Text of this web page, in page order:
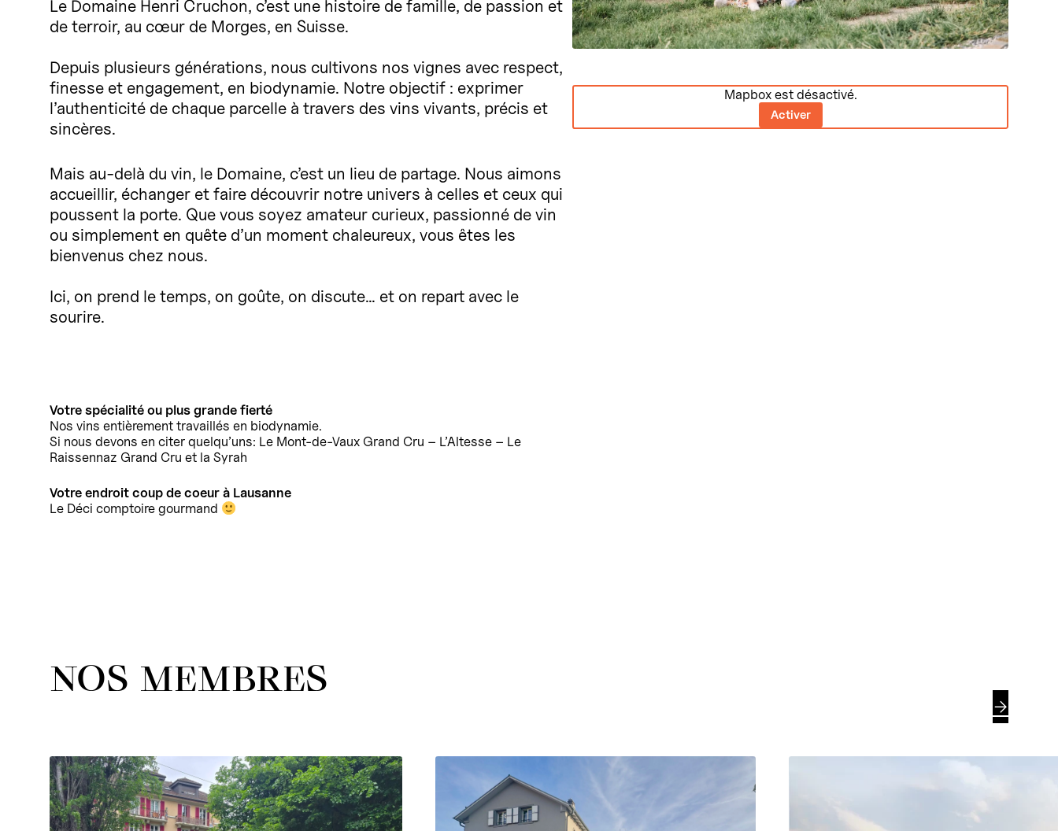
Le Domaine Henri Cruchon, c’est une histoire de famille, de passion et
de terroir, au cœur de Morges, en Suisse.
Depuis plusieurs générations, nous cultivons nos vignes avec respect,
finesse et engagement, en biodynamie. Notre objectif : exprimer
l’authenticité de chaque parcelle à travers des vins vivants, précis et
sincères.
Mais au-delà du vin, le Domaine, c’est un lieu de partage. Nous aimons
accueillir, échanger et faire découvrir notre univers à celles et ceux qui
poussent la porte. Que vous soyez amateur curieux, passionné de vin
ou simplement en quête d’un moment chaleureux, vous êtes les
bienvenus chez nous.
Ici, on prend le temps, on goûte, on discute… et on repart avec le
sourire.
Votre spécialité ou plus grande fierté
Nos vins entièrement travaillés en biodynamie.
Si nous devons en citer quelqu’uns: Le Mont-de-Vaux Grand Cru – L’Altesse – Le
Raissennaz Grand Cru et la Syrah
Votre endroit coup de coeur à Lausanne
Le Déci comptoire gourmand
Mapbox est désactivé.
Activer
NOS MEMBRES
